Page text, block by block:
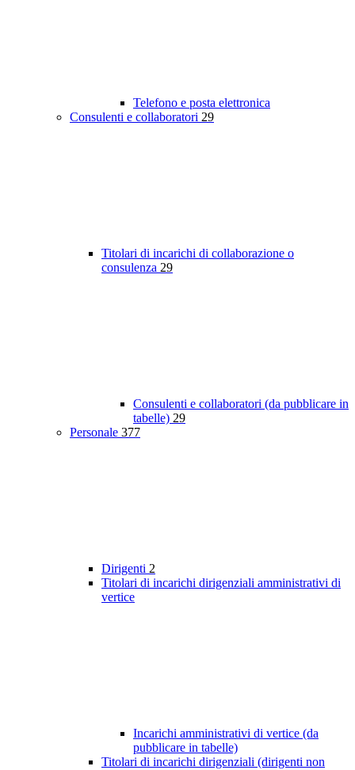
Telefono e posta elettronica
Consulenti e collaboratori 29
Titolari di incarichi di collaborazione o
consulenza 29
Consulenti e collaboratori (da pubblicare in
tabelle) 29
Personale 377
Dirigenti 2
Titolari di incarichi dirigenziali amministrativi di
vertice
Incarichi amministrativi di vertice (da
pubblicare in tabelle)
Titolari di incarichi dirigenziali (dirigenti non